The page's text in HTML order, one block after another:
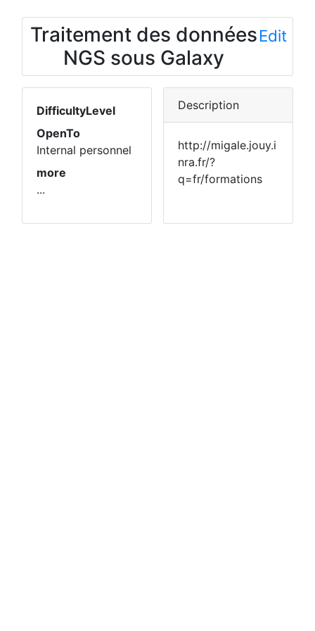
Traitement des données
NGS sous Galaxy
Edit
DifficultyLevel
OpenTo
Internal personnel
more
...
Description
http://migale.jouy.i
nra.fr/?
q=fr/formations